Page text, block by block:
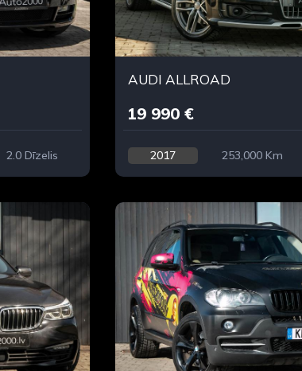
2.0 Dīzelis
AUDI ALLROAD
19 990 €
2017 253,000 Km